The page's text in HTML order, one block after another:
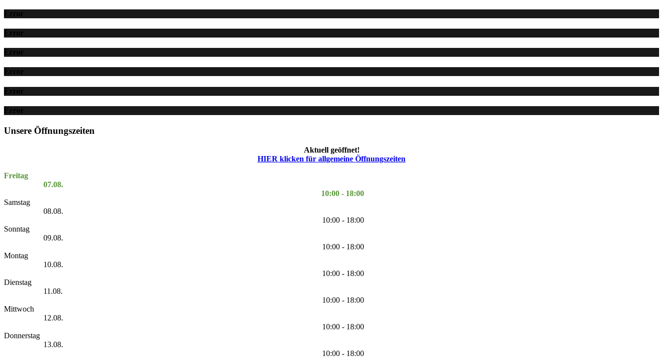
Error
Error
Error
Error
Error
Error
Unsere Öffnungszeiten
Aktuell geöffnet!
HIER klicken für allgemeine Öffnungszeiten
Freitag
07.08.
10:00 - 18:00
Samstag
08.08.
10:00 - 18:00
Sonntag
09.08.
10:00 - 18:00
Montag
10.08.
10:00 - 18:00
Dienstag
11.08.
10:00 - 18:00
Mittwoch
12.08.
10:00 - 18:00
Donnerstag
13.08.
10:00 - 18:00